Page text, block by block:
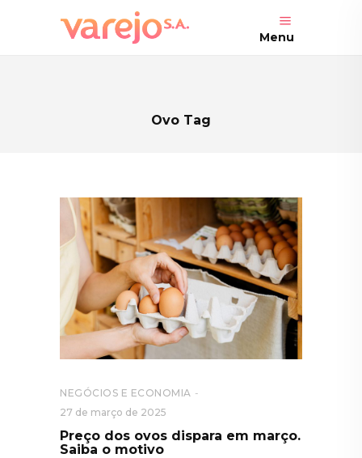
Menu
Ovo Tag
NEGÓCIOS E ECONOMIA
27 de março de 2025
Preço dos ovos dispara em março.
Saiba o motivo